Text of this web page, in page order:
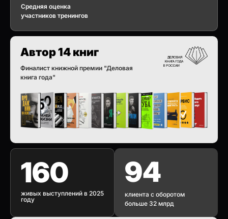
Средняя оценка
участников тренингов
Автор 14 книг
Финалист книжной премии "Деловая
книга года"
160
живых выступлений в 2025
году
94
клиента с оборотом
больше 32 млрд